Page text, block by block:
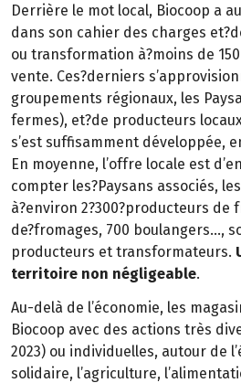
Derrière le mot local, Biocoop a
dans son cahier des charges
ou transformation à?moins de
vente. Ces?derniers
groupements régionaux, les
fermes), et?de producteurs
s’est suffisamment développée,
En moyenne, l’offre locale est
compter les?Paysans associés,
à?environ 2?300?producteurs de
de?fromages, 700 boulangers…,
producteurs et transformateurs.
territoire non négligeable.
Au-delà de l’économie, les
Biocoop avec des actions très
2023) ou individuelles, autour de
solidaire, l’agriculture,